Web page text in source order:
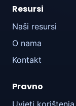
Resursi
Naši resursi
O nama
Kontakt
Pravno
Uvjeti korištenja